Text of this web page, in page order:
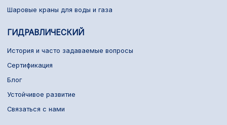
Шаровые краны для воды и газа
ГИДРАВЛИЧЕСКИЙ
История и часто задаваемые вопросы
Сертификация
Блог
Устойчивое развитие
Связаться с нами